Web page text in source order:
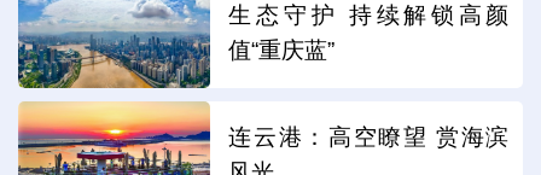
生态守护 持续解锁高颜
值“重庆蓝”
连云港：高空瞭望 赏海滨